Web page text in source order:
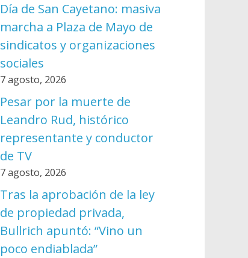
Día de San Cayetano: masiva
marcha a Plaza de Mayo de
sindicatos y organizaciones
sociales
7 agosto, 2026
Pesar por la muerte de
Leandro Rud, histórico
representante y conductor
de TV
7 agosto, 2026
Tras la aprobación de la ley
de propiedad privada,
Bullrich apuntó: “Vino un
poco endiablada”